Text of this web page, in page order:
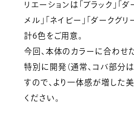
リエーションは「ブラック」「ダ
メル」「ネイビー」「ダークグリ
計6色をご用意。
今回、本体のカラーに合わせ
特別に開発（通常、コバ部分
すので、より一体感が増した
ください。